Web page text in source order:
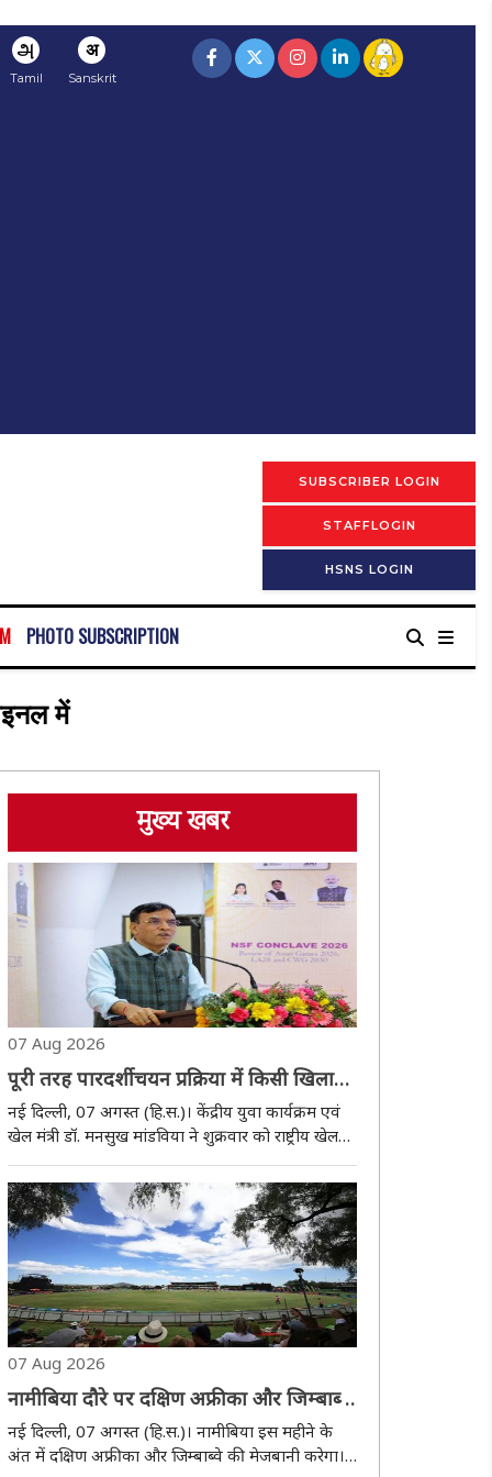
அ
Tamil
अ
Sanskrit
SUBSCRIBER LOGIN
STAFFLOGIN
HSNS LOGIN
PHOTO SUBSCRIPTION
में
मुख्य खबर
07 Aug 2026
पूरी तरह पारदर्शी चयन प्रक्रिया में किसी खिलाड़ी
के साथ अन्याय न हो : डॉ. मांडविया
नई दिल्ली, 07 अगस्त (हि.स.)। केंद्रीय युवा कार्यक्रम एवं
खेल मंत्री डॉ. मनसुख मांडविया ने शुक्रवार को राष्ट्रीय खेल
महासंघ (एनएसएफ) कॉन्क्लेव-2026 में खिलाड़ियों के
हितों को सर्वोच्च प्राथमिकता देने, चयन प्रक्रिया में पूर्ण
पारदर्शिता सुनिश्चित ..
07 Aug 2026
नामीबिया दौरे पर दक्षिण अफ्रीका और जिम्बाब्वे,
टी20 त्रिकोणीय श्रृंखला के बाद वनडे मुकाबले
नई दिल्ली, 07 अगस्त (हि.स.)। नामीबिया इस महीने के
अंत में दक्षिण अफ्रीका और जिम्बाब्वे की मेजबानी करेगा।